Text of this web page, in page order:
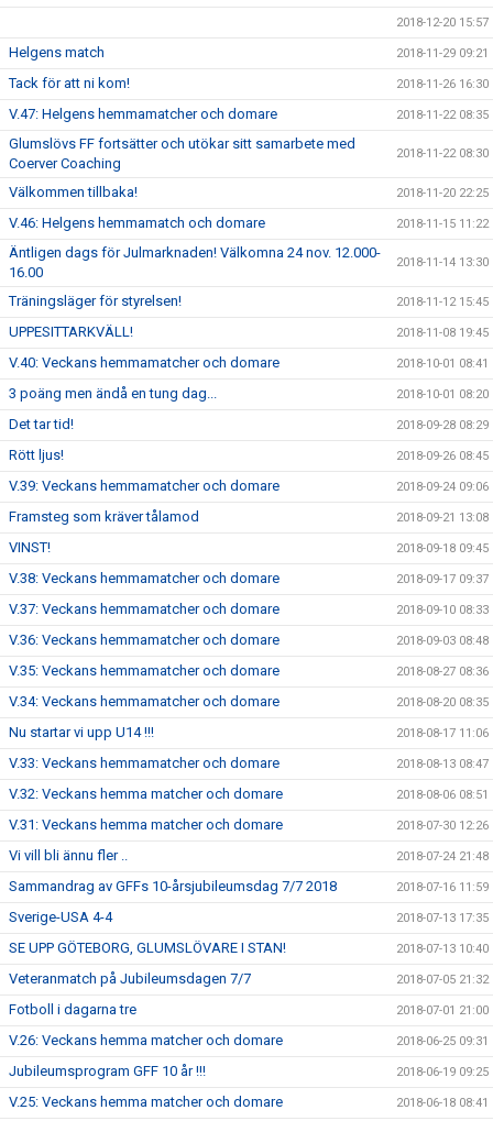
2018-12-20 15:57
Helgens match 2018-11-29 09:21
Tack för att ni kom! 2018-11-26 16:30
V.47: Helgens hemmamatcher och domare 2018-11-22 08:35
Glumslövs FF fortsätter och utökar sitt samarbete med
Coerver Coaching
2018-11-22 08:30
Välkommen tillbaka! 2018-11-20 22:25
V.46: Helgens hemmamatch och domare 2018-11-15 11:22
Äntligen dags för Julmarknaden! Välkomna 24 nov. 12.000-
16.00
2018-11-14 13:30
Träningsläger för styrelsen! 2018-11-12 15:45
UPPESITTARKVÄLL! 2018-11-08 19:45
V.40: Veckans hemmamatcher och domare 2018-10-01 08:41
3 poäng men ändå en tung dag... 2018-10-01 08:20
Det tar tid! 2018-09-28 08:29
Rött ljus! 2018-09-26 08:45
V.39: Veckans hemmamatcher och domare 2018-09-24 09:06
Framsteg som kräver tålamod 2018-09-21 13:08
VINST! 2018-09-18 09:45
V.38: Veckans hemmamatcher och domare 2018-09-17 09:37
V.37: Veckans hemmamatcher och domare 2018-09-10 08:33
V.36: Veckans hemmamatcher och domare 2018-09-03 08:48
V.35: Veckans hemmamatcher och domare 2018-08-27 08:36
V.34: Veckans hemmamatcher och domare 2018-08-20 08:35
Nu startar vi upp U14 !!! 2018-08-17 11:06
V.33: Veckans hemmamatcher och domare 2018-08-13 08:47
V.32: Veckans hemma matcher och domare 2018-08-06 08:51
V.31: Veckans hemma matcher och domare 2018-07-30 12:26
Vi vill bli ännu fler .. 2018-07-24 21:48
Sammandrag av GFFs 10-årsjubileumsdag 7/7 2018 2018-07-16 11:59
Sverige-USA 4-4 2018-07-13 17:35
SE UPP GÖTEBORG, GLUMSLÖVARE I STAN! 2018-07-13 10:40
Veteranmatch på Jubileumsdagen 7/7 2018-07-05 21:32
Fotboll i dagarna tre 2018-07-01 21:00
V.26: Veckans hemma matcher och domare 2018-06-25 09:31
Jubileumsprogram GFF 10 år !!! 2018-06-19 09:25
V.25: Veckans hemma matcher och domare 2018-06-18 08:41